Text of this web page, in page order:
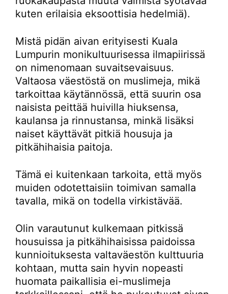
kuten erilaisia eksoottisia hedelmiä).
Mistä pidän aivan erityisesti Kuala
Lumpurin monikultuurisessa ilmapiirissä
on nimenomaan suvaitsevaisuus.
Valtaosa väestöstä on muslimeja, mikä
tarkoittaa käytännössä, että suurin osa
naisista peittää huivilla hiuksensa,
kaulansa ja rinnustansa, minkä lisäksi
naiset käyttävät pitkiä housuja ja
pitkähihaisia paitoja.
Tämä ei kuitenkaan tarkoita, että myös
muiden odotettaisiin toimivan samalla
tavalla, mikä on todella virkistävää.
Olin varautunut kulkemaan pitkissä
housuissa ja pitkähihaisissa paidoissa
kunnioituksesta valtaväestön kulttuuria
kohtaan, mutta sain hyvin nopeasti
huomata paikallisia ei-muslimeja